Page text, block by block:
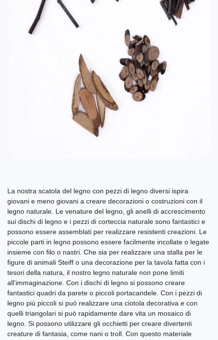
La nostra scatola del legno con pezzi di legno diversi ispira
giovani e meno giovani a creare decorazioni o costruzioni con il
legno naturale. Le venature del legno, gli anelli di accrescimento
sui dischi di legno e i pezzi di corteccia naturale sono fantastici e
possono essere assemblati per realizzare resistenti creazioni. Le
piccole parti in legno possono essere facilmente incollate o legate
insieme con filo o nastri. Che sia per realizzare una stalla per le
figure di animali Steiff o una decorazione per la tavola fatta con i
tesori della natura, il nostro legno naturale non pone limiti
all’immaginazione. Con i dischi di legno si possono creare
fantastici quadri da parete o piccoli portacandele. Con i pezzi di
legno più piccoli si può realizzare una ciotola decorativa e con
quelli triangolari si può rapidamente dare vita un mosaico di
legno. Si possono utilizzare gli occhietti per creare divertenti
creature di fantasia, come nani o troll. Con questo materiale